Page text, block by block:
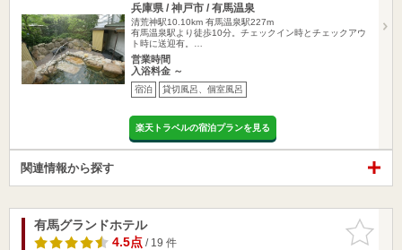
兵庫県 / 神戸市 / 有馬温泉
清荒神駅10.10km 有馬温泉駅227m
有馬温泉駅より徒歩10分。チェックイン時とチェックアウ
ト時に送迎有。…
営業時間
入浴料金 ～
宿泊 貸切風呂、個室風呂
楽天トラベルの宿泊プランを見る
関連情報から探す
お気に入
りに追加
有馬グランドホテル
4.5点/ 19 件